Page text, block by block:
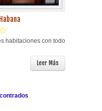
habitaciones con todo
Leer Más